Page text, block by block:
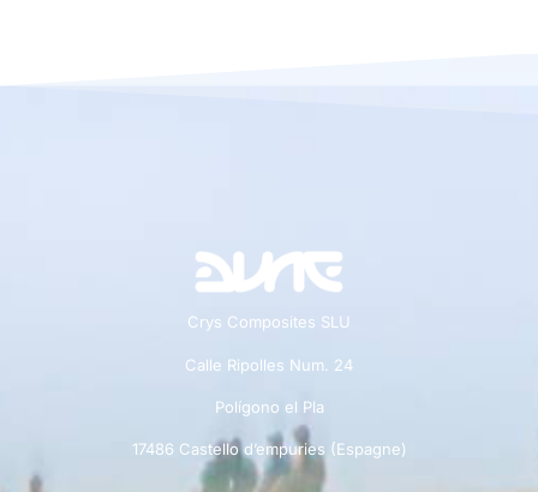
Crys Composites SLU
Calle Ripolles Num. 24
Polígono el Pla
17486 Castello d’empuries (Espagne)